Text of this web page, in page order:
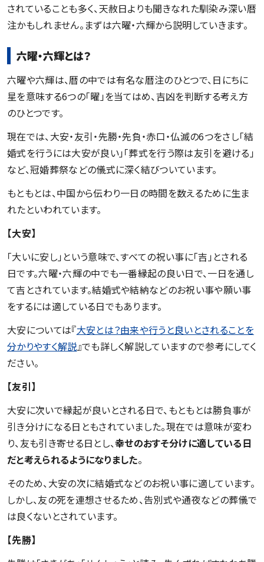
されていることも多く、天赦日よりも聞きなれた馴染み深い暦
注かもしれません。まずは六曜・六輝から説明していきます。
六曜・六輝とは？
六曜や六輝は、暦の中では有名な暦注のひとつで、日にちに
星を意味する6つの「曜」を当てはめ、吉凶を判断する考え方
のひとつです。
現在では、大安・友引・先勝・先負・赤口・仏滅の6つをさし「結
婚式を行うには大安が良い」「葬式を行う際は友引を避ける」
など、冠婚葬祭などの儀式に深く結びついています。
もともとは、中国から伝わり一日の時間を数えるために生ま
れたといわれています。
【大安】
「大いに安し」という意味で、すべての祝い事に「吉」とされる
日です。六曜・六輝の中でも一番縁起の良い日で、一日を通し
て吉とされています。結婚式や結納などのお祝い事や願い事
をするには適している日でもあります。
大安については『大安とは？由来や行うと良いとされることを
分かりやすく解説』でも詳しく解説していますので参考にしてく
ださい。
【友引】
大安に次いで縁起が良いとされる日で、もともとは勝負事が
引き分けになる日ともされていました。現在では意味が変わ
り、友も引き寄せる日とし、幸せのおすそ分けに適している日
だと考えられるようになりました。
そのため、大安の次に結婚式などのお祝い事に適しています。
しかし、友の死を連想させるため、告別式や通夜などの葬儀で
は良くないとされています。
【先勝】